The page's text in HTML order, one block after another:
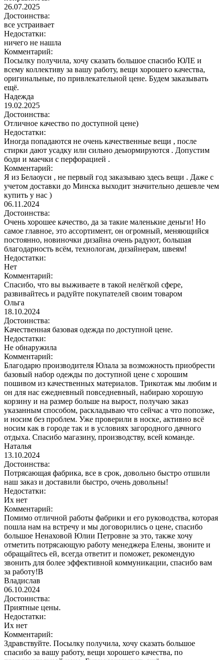
26.07.2025
Достоинства:
все устраивает
Недостатки:
ничего не нашла
Комментарий:
Посылку получила, хочу сказать большое спасибо ЮЛЕ и
всему коллективу за вашу работу, вещи хорошего качества,
оригинальные, по привлекательной цене. Будем заказывать
ещё.
Надежда
19.02.2025
Достоинства:
Отличное качество по доступной цене)
Недостатки:
Иногда попадаются не очень качественные вещи , после
стирки дают усадку или сильно деыормируются . Допустим
боди и маечки с перфорацией .
Комментарий:
Я из Белаоуси , не первый год заказываю здесь вещи . Даже с
учетом доставки до Минска выходит значительно дешевле чем
купить у нас )
06.11.2024
Достоинства:
Очень хорошее качество, да за такие маленькие деньги! Но
самое главное, это ассортимент, он огромный, меняющийся
постоянно, новиночки дизайна очень радуют, большая
благодарность всём, технологам, дизайнерам, швеям!
Недостатки:
Нет
Комментарий:
Спасибо, что вы выживаете в такой нелёгкой сфере,
развивайтесь и радуйте покупателей своим товаром
Ольга
18.10.2024
Достоинства:
Качественная базовая одежда по доступной цене.
Недостатки:
Не обнаружила
Комментарий:
Благодарю производителя Юлала за возможность приобрести
базовый набор одежды по доступной цене с хорошим
пошивом из качественных материалов. Трикотаж мы любим и
он для нас ежедневный повседневный, набираю хорошую
корзину и на размер больше на вырост, получаю заказ
указанным способом, раскладываю что сейчас а что попозже,
и носим без проблем. Уже проверили в носке, активно всё
носим как в городе так и в условиях загородного дачного
отдыха. Спасибо магазину, производству, всей команде.
Наталья
13.10.2024
Достоинства:
Потрясающая фабрика, все в срок, довольно быстро отшили
наш заказ и доставили быстро, очень довольны!
Недостатки:
Их нет
Комментарий:
Помимо отличной работы фабрики и его руководства, которая
пошла нам на встречу и мы договорились о цене, спасибо
большое Ненаховой Юлии Петровне за это, также хочу
отметить потрясающую работу менеджера Елены, звоните и
обращайтесь ей, всегда ответит и поможет, рекомендую
звонить для более эффективной коммуникации, спасибо вам
за работу!В
Владислав
06.10.2024
Достоинства:
Приятные цены.
Недостатки:
Их нет
Комментарий:
Здравствуйте. Посылку получила, хочу сказать большое
спасибо за вашу работу, вещи хорошего качества, по